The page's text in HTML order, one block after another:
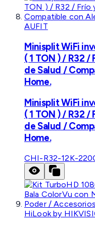
AUFIT
Minisplit WiFi
( 1 TON ) / R32
de Salud /
Home.
Minisplit WiFi
( 1 TON ) / R32
de Salud /
Home.
CHI-R32-12K-220
HiLook by